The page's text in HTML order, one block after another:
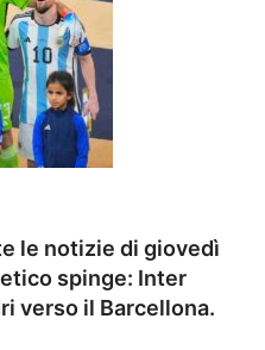
le notizie di giovedì
spinge: Inter
verso il Barcellona.